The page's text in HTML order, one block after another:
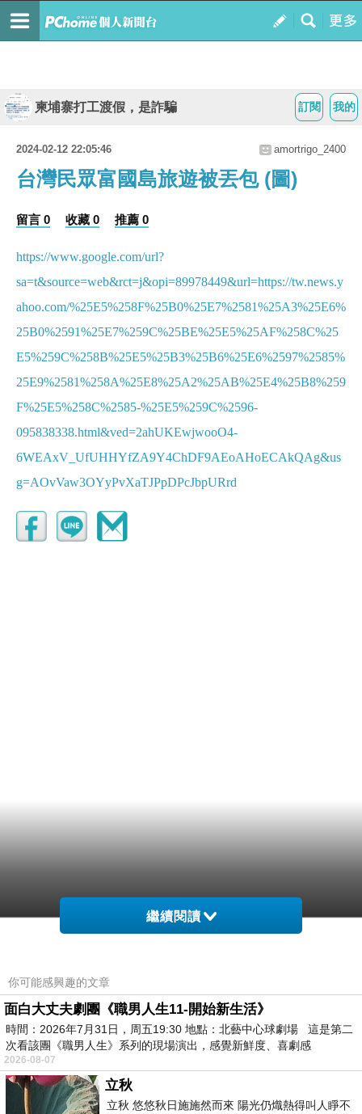
我的
訂閱
柬埔寨打工渡假，是詐騙
2024-02-12 22:05:46 amortrigo_2400
台灣民眾富國島旅遊被丟包 (圖)
留言 0 收藏 0 推薦 0
https://www.google.com/url?
sa=t&source=web&rct=j&opi=89978449&url=https://tw.news.y
ahoo.com/%25E5%258F%25B0%25E7%2581%25A3%25E6%
25B0%2591%25E7%259C%25BE%25E5%25AF%258C%25
E5%259C%258B%25E5%25B3%25B6%25E6%2597%2585%
25E9%2581%258A%25E8%25A2%25AB%25E4%25B8%259
F%25E5%258C%2585-%25E5%259C%2596-
095838338.html&ved=2ahUKEwjwooO4-
6WEAxV_UfUHHYfZA9Y4ChDF9AEoAHoECAkQAg&us
g=AOvVaw3OYyPvXaTJPpDPcJbpURrd
繼續閱讀
你可能感興趣的文章
面白大丈夫劇團《職男人生11-開始新生活》
時間：2026年7月31日，周五19:30 地點：北藝中心球劇場 這是第二
次看該團《職男人生》系列的現場演出，感覺新鮮度、喜劇感
2026-08-07
立秋
立秋 悠悠秋日施施然而來 陽光仍熾熱得叫人睜不